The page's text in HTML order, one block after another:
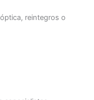
reintegros o